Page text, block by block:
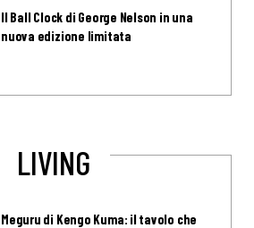
Il Ball Clock di George Nelson in una
nuova edizione limitata
LIVING
Meguru di Kengo Kuma: il tavolo che